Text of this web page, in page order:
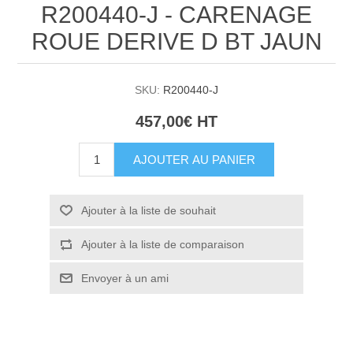
R200440-J - CARENAGE
ROUE DERIVE D BT JAUN
SKU: R200440-J
457,00€ HT
AJOUTER AU PANIER
Ajouter à la liste de souhait
Ajouter à la liste de comparaison
Envoyer à un ami